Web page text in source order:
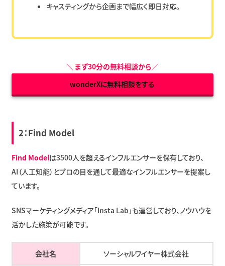
キャスティングから企画まで幅広く即日対応。
＼ まず30分の無料相談から／
wonderXに無料相談をする
2：Find Model
Find Modelは3500人を超えるインフルエンサーを保有しており、
AI（人工知能）とプロの目を通して最適なインフルエンサーを提案し
ています。
SNSマーケティングメディア「Insta Lab」も運営しており、ノウハウを
活かした施策が可能です。
会社名 ソーシャルワイヤー株式会社